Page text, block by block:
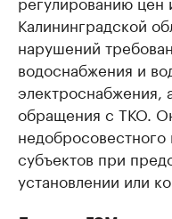
Калининградской
нарушений
водоснабжения и
электроснабжения,
обращения с ТКО.
субъектов при
установлении или